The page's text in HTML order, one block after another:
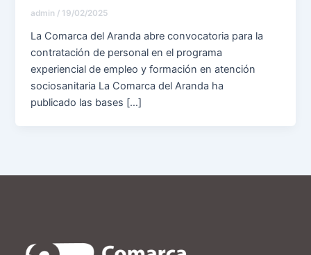
admin / 19/02/2025
La Comarca del Aranda abre convocatoria para la
contratación de personal en el programa
experiencial de empleo y formación en atención
sociosanitaria La Comarca del Aranda ha
publicado las bases […]